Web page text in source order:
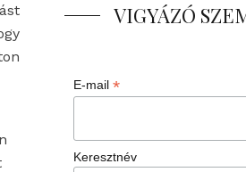
VIGYÁZÓ
E-mail*
Keresztnév